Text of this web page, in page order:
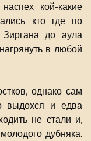
кой-какие
кто где по
до аула
в любой
однако сам
выдохся и едва
не стали и,
дубняка.